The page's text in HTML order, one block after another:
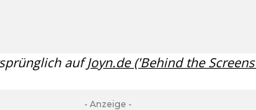
aufJoyn.de ('Behind the
- Anzeige -